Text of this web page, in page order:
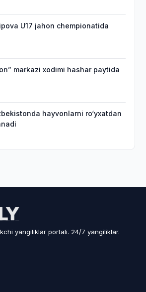
U17 jahon chempionatida
markazi xodimi hashar paytida
hayvonlarni ro‘yxatdan
yangiliklar portali. 24/7 yangiliklar.